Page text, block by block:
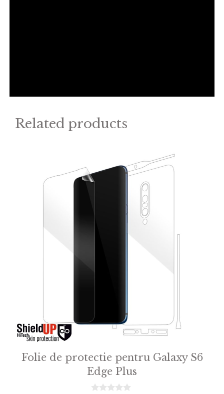
Related products
Folie de protectie pentru Galaxy S6
Edge Plus